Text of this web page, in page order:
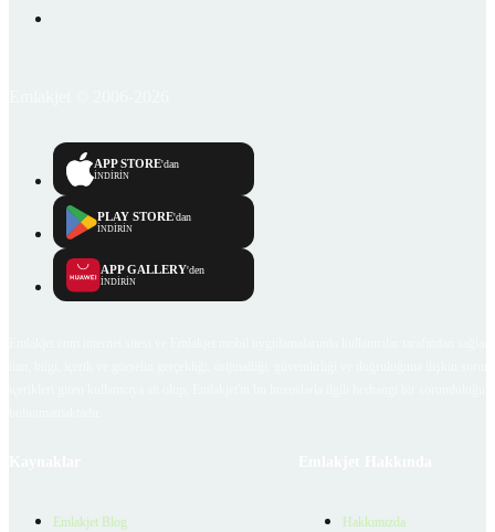
APP STORE'dan
İNDİRİN
PLAY STORE'dan
İNDİRİN
APP GALLERY'den
İNDİRİN
Emlakjet Blog Hakkımızda